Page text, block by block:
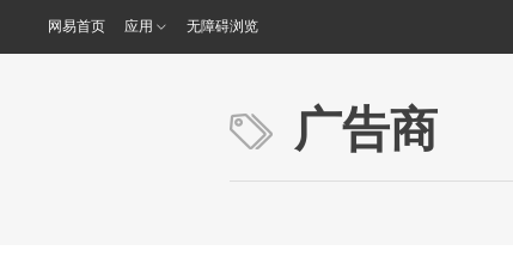
网易首页 应用 无障碍浏览
广告商